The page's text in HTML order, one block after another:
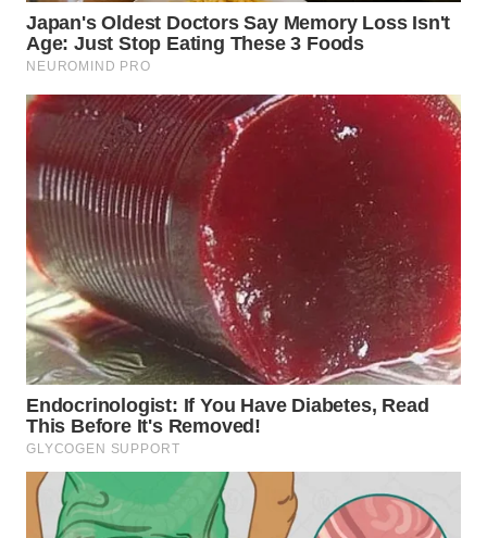
WN
SELATAN
WN
TANJUNG
LESUNG
WN
KARO
WN
SIMALUNGUN
WN
LABUHANBATU
WN
TAPANULI